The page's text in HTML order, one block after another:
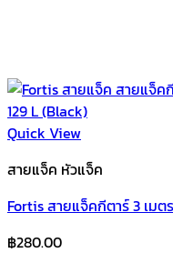
Quick View
สายแจ็ค หัวแจ็ค
Fortis สายแจ็คกีตาร์ 3 เมต
฿280.00